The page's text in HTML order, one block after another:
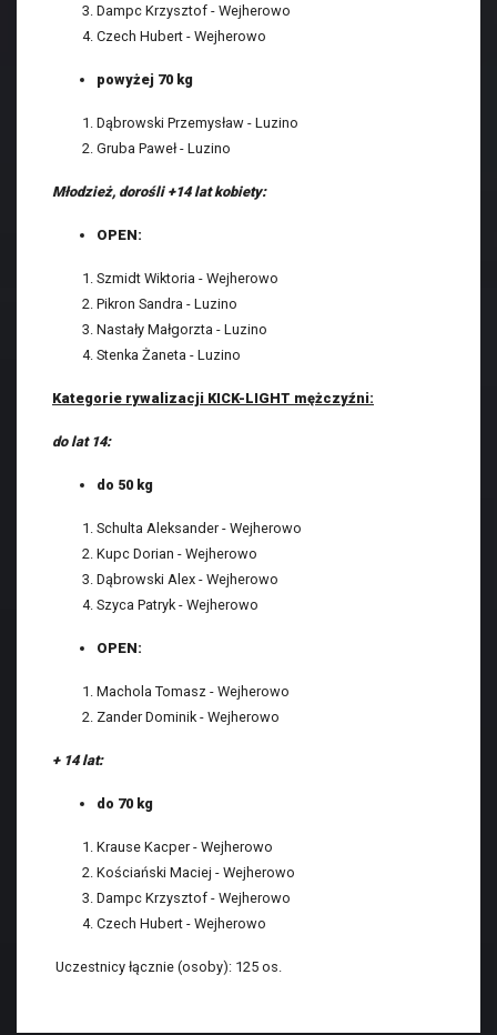
Dampc Krzysztof - Wejherowo
Czech Hubert - Wejherowo
powyżej 70 kg
Dąbrowski Przemysław - Luzino
Gruba Paweł - Luzino
Młodzież, dorośli +14 lat kobiety:
OPEN:
Szmidt Wiktoria - Wejherowo
Pikron Sandra - Luzino
Nastały Małgorzta - Luzino
Stenka Żaneta - Luzino
Kategorie rywalizacji KICK-LIGHT mężczyźni:
do lat 14:
do 50 kg
Schulta Aleksander - Wejherowo
Kupc Dorian - Wejherowo
Dąbrowski Alex - Wejherowo
Szyca Patryk - Wejherowo
OPEN:
Machola Tomasz - Wejherowo
Zander Dominik - Wejherowo
+ 14 lat:
do 70 kg
Krause Kacper - Wejherowo
Kościański Maciej - Wejherowo
Dampc Krzysztof - Wejherowo
Czech Hubert - Wejherowo
Uczestnicy łącznie (osoby): 125 os.